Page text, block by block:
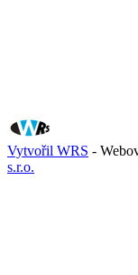
Vytvořil WRS -
s.r.o.